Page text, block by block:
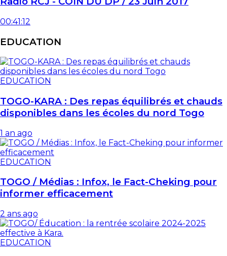
00:41:12
EDUCATION
EDUCATION
TOGO-KARA : Des repas équilibrés et chauds
disponibles dans les écoles du nord Togo
1 an ago
EDUCATION
TOGO / Médias : Infox, le Fact-Cheking pour
informer efficacement
2 ans ago
EDUCATION